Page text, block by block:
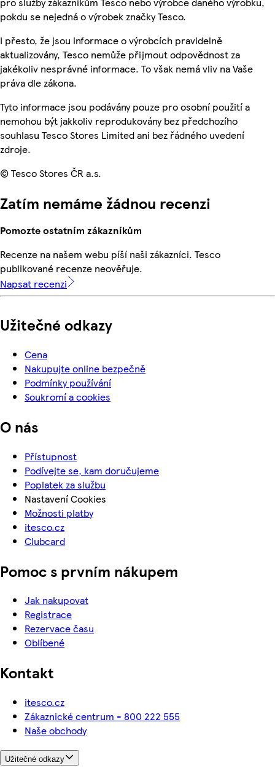
pokdu se nejedná o výrobek značky Tesco.
I přesto, že jsou informace o výrobcích pravidelně
aktualizovány, Tesco nemůže přijmout odpovědnost za
jakékoliv nesprávné informace. To však nemá vliv na Vaše
práva dle zákona.
Tyto informace jsou podávány pouze pro osobní použití a
nemohou být jakkoliv reprodukovány bez předchozího
souhlasu Tesco Stores Limited ani bez řádného uvedení
zdroje.
© Tesco Stores ČR a.s.
Zatím nemáme žádnou recenzi
Pomozte ostatním zákazníkům
Recenze na našem webu píší naši zákazníci. Tesco
publikované recenze neověřuje.
Napsat recenzi
Užitečné odkazy
Cena
Nakupujte online bezpečně
Podmínky používání
Soukromí a cookies
O nás
Přístupnost
Podívejte se, kam doručujeme
Poplatek za službu
Nastavení Cookies
Možnosti platby
itesco.cz
Clubcard
Pomoc s prvním nákupem
Jak nakupovat
Registrace
Rezervace času
Oblíbené
Kontakt
itesco.cz
Zákaznické centrum - 800 222 555
Naše obchody
Užitečné odkazy